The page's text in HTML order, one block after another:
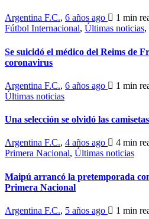
Argentina F.C., 6 años ago 1 min
Fútbol Internacional, Últimas noticias,
Se suicidó el médico del Reims de
coronavirus
Argentina F.C., 6 años ago 1 min
Últimas noticias
Una selección se olvidó las
Argentina F.C., 4 años ago 4 min
Primera Nacional, Últimas noticias
Maipú arrancó la pretemporada
Primera Nacional
Argentina F.C., 5 años ago 1 min